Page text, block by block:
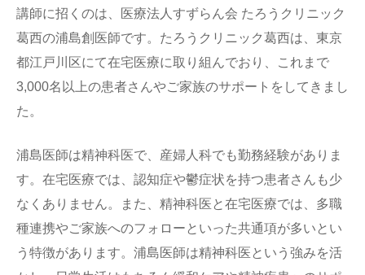
講師に招くのは、医療法人すずらん会 たろうクリニック
葛西の浦島創医師です。たろうクリニック葛西は、東京
都江戸川区にて在宅医療に取り組んでおり、これまで
3,000名以上の患者さんやご家族のサポートをしてきまし
た。
浦島医師は精神科医で、産婦人科でも勤務経験がありま
す。在宅医療では、認知症や鬱症状を持つ患者さんも少
なくありません。また、精神科医と在宅医療では、多職
種連携やご家族へのフォローといった共通項が多いとい
う特徴があります。浦島医師は精神科医という強みを活